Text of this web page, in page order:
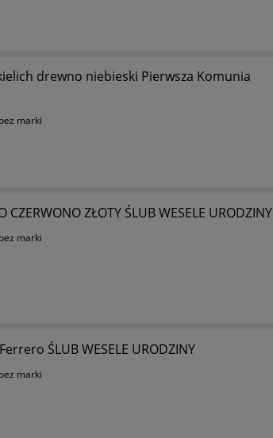
drewno niebieski Pierwsza Komunia
bez marki
ZŁOTY ŚLUB WESELE URODZINY
bez marki
ŚLUB WESELE URODZINY
bez marki